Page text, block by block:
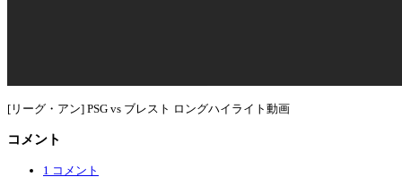
[リーグ・アン] PSG vs ブレスト ロングハイライト動画
コメント
1 コメント